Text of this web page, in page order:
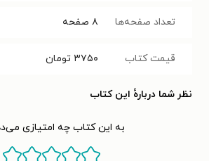
تعداد صفحه‌ها ۸ صفحه
قیمت کتاب ۳۷۵۰ تومان
نظر شما دربارهٔ این کتاب
به این کتاب چه امتیازی